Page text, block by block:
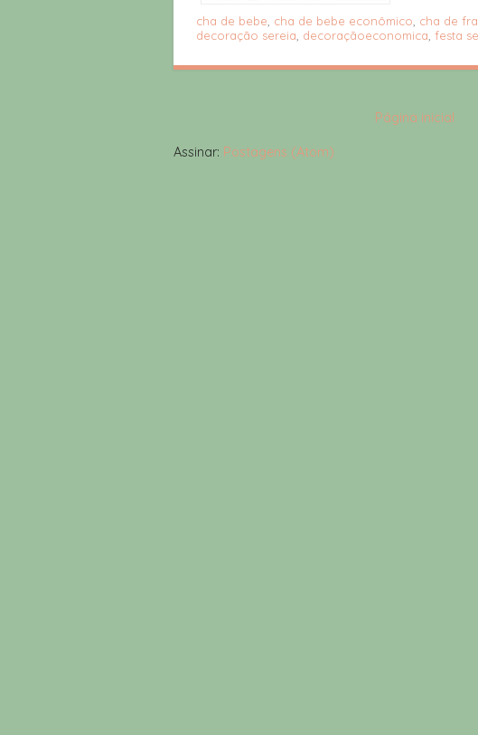
cha de bebe cha de bebe econômico cha de
decoração sereia decoraçãoeconomica festa
Página inicial
Assinar: Postagens (Atom)